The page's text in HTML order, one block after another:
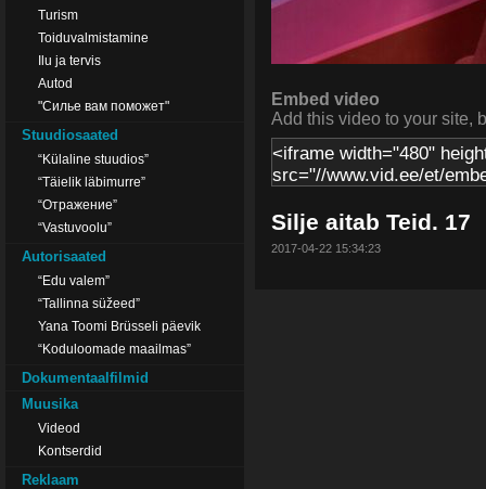
Turism
Toiduvalmistamine
Ilu ja tervis
Autod
"Силье вам поможет"
Stuudiosaated
“Külaline stuudios”
“Täielik läbimurre”
“Отражение”
“Vastuvoolu”
Autorisaated
“Edu valem”
“Tallinna süžeed”
Yana Toomi Brüsseli päevik
“Koduloomade maailmas”
Dokumentaalfilmid
Muusika
Videod
Kontserdid
Reklaam
Embed video
Add this video to your site,
Silje aitab Teid. 17
2017-04-22 15:34:23